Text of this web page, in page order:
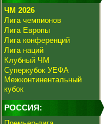
ЧМ 2026
Лига чемпионов
Лига Европы
Лига конференций
Лига наций
Клубный ЧМ
Суперкубок УЕФА
Межконтинентальный
кубок
РОССИЯ: